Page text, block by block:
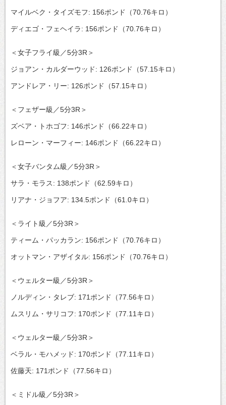
マイルベク・タイズモフ: 156ポンド（70.76キロ）
ディエゴ・フェヘイラ: 156ポンド（70.76キロ）
＜女子フライ級／5分3R＞
ジョアン・カルダーウッド: 126ポンド（57.15キロ）
アンドレア・リー: 126ポンド（57.15キロ）
＜フェザー級／5分3R＞
ズベア・トホゴフ: 146ポンド（66.22キロ）
レローン・マーフィー: 146ポンド（66.22キロ）
＜女子バンタム級／5分3R＞
サラ・モラス: 138ポンド（62.59キロ）
リアナ・ジョフア: 134.5ポンド（61.0キロ）
＜ライト級／5分3R＞
ティーム・パッカラン: 156ポンド（70.76キロ）
オットマン・アザイタル: 156ポンド（70.76キロ）
＜ウェルター級／5分3R＞
ノルディン・タレブ: 171ポンド（77.56キロ）
ムスリム・サリコフ: 170ポンド（77.11キロ）
＜ウェルター級／5分3R＞
ベラル・モハメッド: 170ポンド（77.11キロ）
佐藤天: 171ポンド（77.56キロ）
＜ミドル級／5分3R＞